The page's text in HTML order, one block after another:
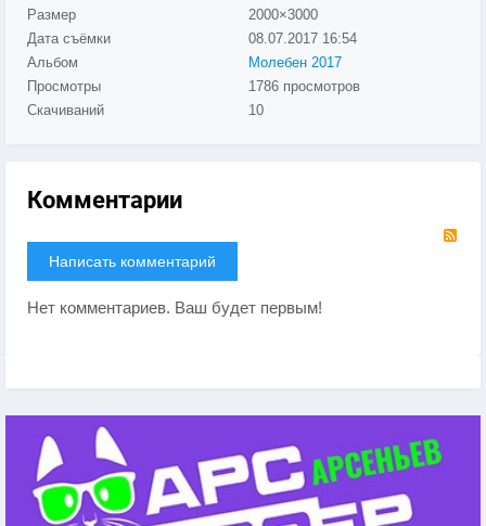
Размер
2000×3000
Дата съёмки
08.07.2017 16:54
Альбом
Молебен 2017
Просмотры
1786 просмотров
Скачиваний
10
Комментарии
Написать комментарий
Нет комментариев. Ваш будет первым!